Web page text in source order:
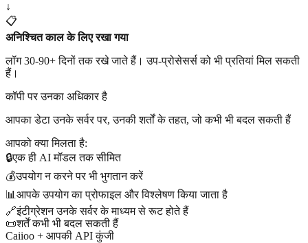
↓
📋
अनिश्चित काल के लिए रखा गया
लॉग 30-90+ दिनों तक रखे जाते हैं। उप-प्रोसेसर्स को भी प्रतियां मिल सकती
हैं।
कॉपी पर उनका अधिकार है
आपका डेटा उनके सर्वर पर, उनकी शर्तों के तहत, जो कभी भी बदल सकती हैं
आपको क्या मिलता है:
🔒एक ही AI मॉडल तक सीमित
💰उपयोग न करने पर भी भुगतान करें
📊 आपके उपयोग का प्रोफाइल और विश्लेषण किया जाता है
🔗इंटीग्रेशन उनके सर्वर के माध्यम से रूट होते हैं
📜शर्तें कभी भी बदल सकती हैं
Caiioo + आपकी API कुंजी